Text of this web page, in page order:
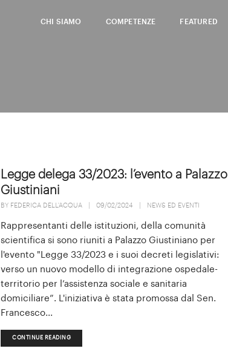
CHI SIAMO COMPETENZE FEATURED
Legge delega 33/2023: l’evento a Palazzo
Giustiniani
BY FEDERICA DELL'ACQUA 09/02/2024 NEWS ED EVENTI
Rappresentanti delle istituzioni, della comunità
scientifica si sono riuniti a Palazzo Giustiniano per
l'evento "Legge 33/2023 e i suoi decreti legislativi:
verso un nuovo modello di integrazione ospedale-
territorio per l’assistenza sociale e sanitaria
domiciliare”. L'iniziativa è stata promossa dal Sen.
Francesco...
CONTINUE READING